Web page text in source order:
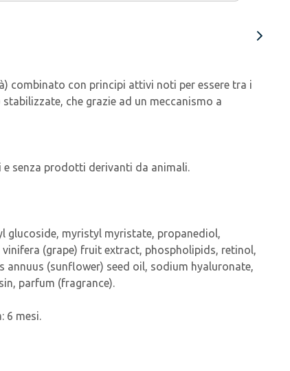
combinato con principi attivi noti per essere tra i
che grazie ad un meccanismo a
e senza prodotti derivanti da animali.
glucoside, myristyl myristate, propanediol,
(grape) fruit extract, phospholipids, retinol,
(sunflower) seed oil, sodium hyaluronate,
parfum (fragrance).
6 mesi.